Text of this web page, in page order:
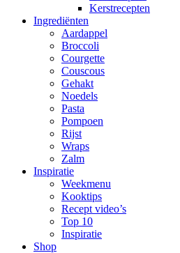
Kerstrecepten
Ingrediënten
Aardappel
Broccoli
Courgette
Couscous
Gehakt
Noedels
Pasta
Pompoen
Rijst
Wraps
Zalm
Inspiratie
Weekmenu
Kooktips
Recept video’s
Top 10
Inspiratie
Shop